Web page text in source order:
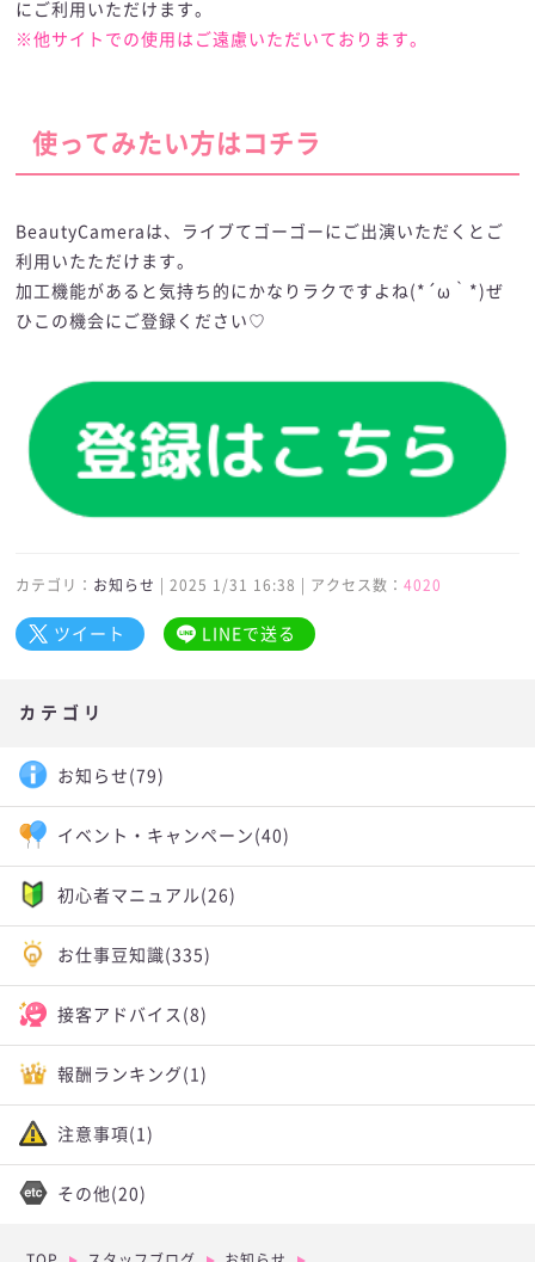
にご利用いただけます。
※他サイトでの使用はご遠慮いただいております。
使ってみたい方はコチラ
BeautyCameraは、ライブてゴーゴーにご出演いただくとご
利用いたただけます。
加工機能があると気持ち的にかなりラクですよね(*´ω｀*)ぜ
ひこの機会にご登録ください♡
カテゴリ： お知らせ | 2025 1/31 16:38 | アクセス数：4020
ツイート LINEで送る
カテゴリ
お知らせ (79)
イベント・キャンペーン (40)
初心者マニュアル(26)
お仕事豆知識(335)
接客アドバイス (8)
報酬ランキング (1)
注意事項 (1)
その他 (20)